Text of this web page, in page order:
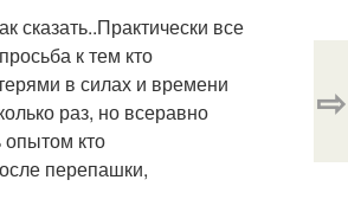
сказать..Практически все
к тем кто
в силах и времени
раз, но всеравно
кто
перепашки,
⇨